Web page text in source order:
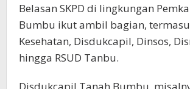
Belasan SKPD di lingkungan
Bumbu ikut ambil bagian,
Kesehatan, Disdukcapil, Dinsos,
hingga RSUD Tanbu.